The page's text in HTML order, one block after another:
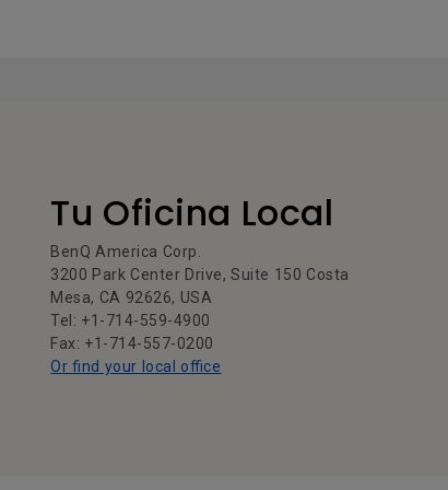
Tu Oficina Local
BenQ America Corp.
3200 Park Center Drive, Suite 150 Costa
Mesa, CA 92626, USA
Tel: +1-714-559-4900
Fax: +1-714-557-0200
Or find your local office